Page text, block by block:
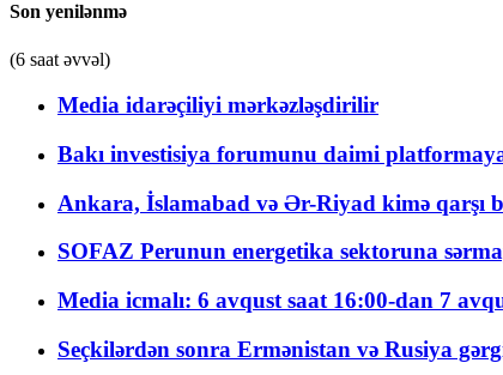
Son yenilənmə
(6 saat əvvəl)
Media idarəçiliyi mərkəzləşdirilir
Bakı investisiya forumunu daimi
Ankara, İslamabad və Ər-Riyad kimə qarşı
SOFAZ Perunun energetika sektoruna
Media icmalı: 6 avqust saat 16:00-dan 7
Seçkilərdən sonra Ermənistan və Rusiya